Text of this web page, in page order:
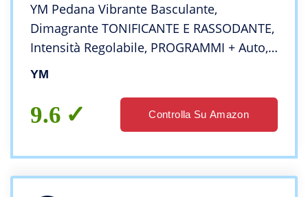
YM Pedana Vibrante Basculante,
Dimagrante TONIFICANTE E RASSODANTE,
Intensità Regolabile, PROGRAMMI + Auto,
Display, Cardio, Elastici Fitness,
YM
9.6 Controlla Su Amazon